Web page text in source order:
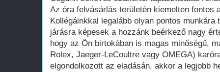
Az óra felvásárlás területén kiemelten fontos
Kollégáinkkal legalább olyan pontos
járásra képesek a hozzánk beérkező nagy
hogy az Ön birtokában is magas minőségű,
Rolex, Jaeger-LeCoultre vagy OMEGA)
elgondolkozott az eladásán, akkor a legjobb